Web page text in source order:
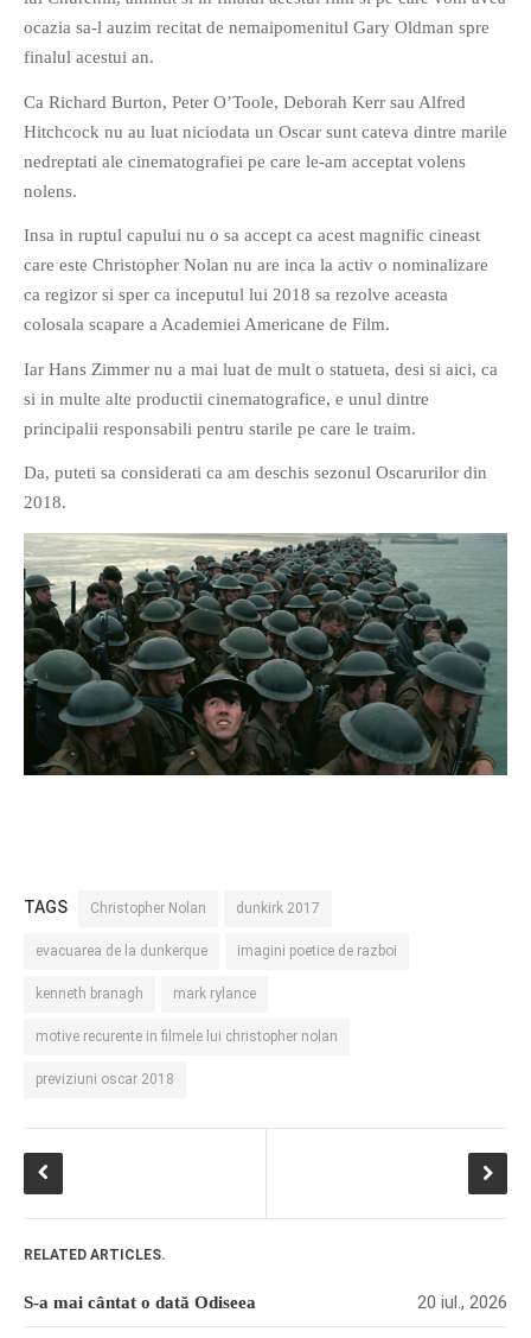
ocazia sa-l auzim recitat de nemaipomenitul Gary Oldman spre
finalul acestui an.
Ca Richard Burton, Peter O’Toole, Deborah Kerr sau Alfred
Hitchcock nu au luat niciodata un Oscar sunt cateva dintre marile
nedreptati ale cinematografiei pe care le-am acceptat volens
nolens.
Insa in ruptul capului nu o sa accept ca acest magnific cineast
care este Christopher Nolan nu are inca la activ o nominalizare
ca regizor si sper ca inceputul lui 2018 sa rezolve aceasta
colosala scapare a Academiei Americane de Film.
Iar Hans Zimmer nu a mai luat de mult o statueta, desi si aici, ca
si in multe alte productii cinematografice, e unul dintre
principalii responsabili pentru starile pe care le traim.
Da, puteti sa considerati ca am deschis sezonul Oscarurilor din
2018.
TAGS Christopher Nolan dunkirk 2017
evacuarea de la dunkerque imagini poetice de razboi
kenneth branagh mark rylance
motive recurente in filmele lui christopher nolan
previziuni oscar 2018
RELATED ARTICLES.
S-a mai cântat o dată Odiseea 20 iul., 2026